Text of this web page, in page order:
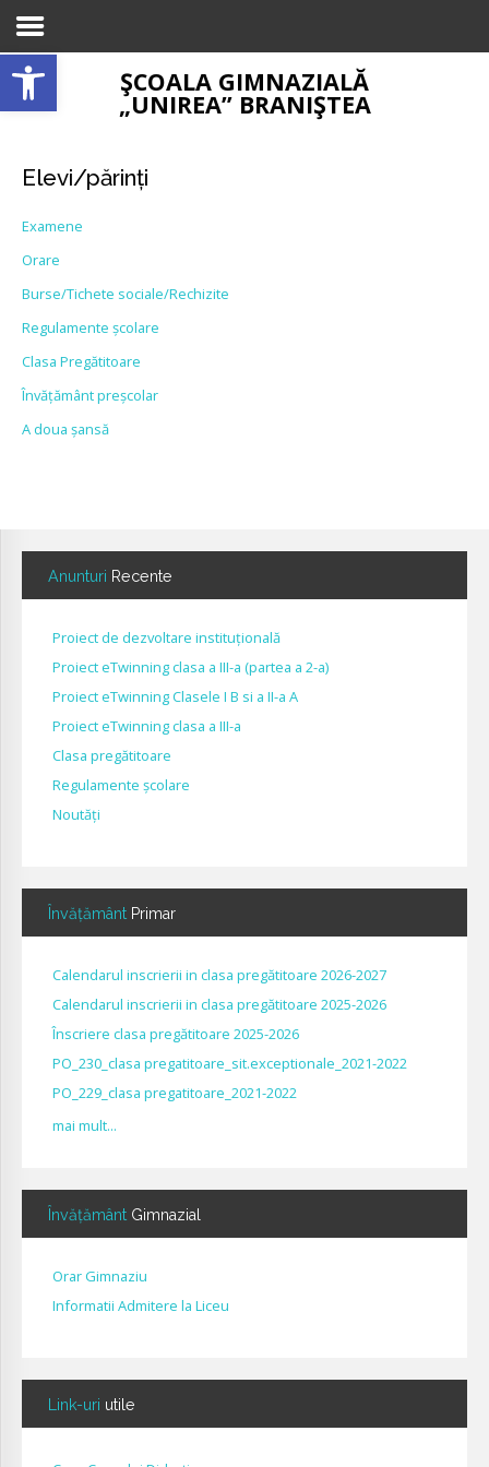
Open toolbar
Please select a menu for the "Mobile Menu"
position from theAppearance->Menus page in
ŞCOALA GIMNAZIALĂ
„UNIREA” BRANIŞTEA
Elevi/părinți
Examene
Orare
Burse/Tichete sociale/Rechizite
Regulamente școlare
Clasa Pregătitoare
Învățământ preșcolar
A doua șansă
Anunturi Recente
Proiect de dezvoltare instituțională
Proiect eTwinning clasa a III-a (partea a 2-a)
Proiect eTwinning Clasele I B si a II-a A
Proiect eTwinning clasa a III-a
Clasa pregătitoare
Regulamente școlare
Noutăți
Învățământ Primar
Calendarul inscrierii in clasa pregătitoare 2026-2027
Calendarul inscrierii in clasa pregătitoare 2025-2026
Înscriere clasa pregătitoare 2025-2026
PO_230_clasa pregatitoare_sit.exceptionale_2021-2022
PO_229_clasa pregatitoare_2021-2022
mai mult...
Învățământ Gimnazial
Orar Gimnaziu
Informatii Admitere la Liceu
Link-uri utile